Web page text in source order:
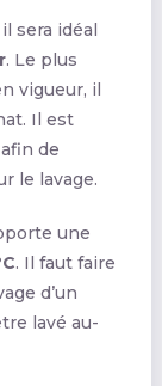
sera idéal
. Le plus
vigueur, il
Il est
de
le lavage.
une
. Il faut faire
d’un
lavé au-